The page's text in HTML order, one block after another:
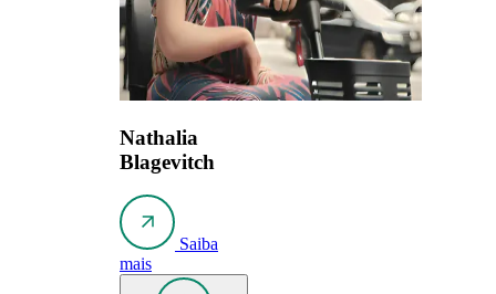
Nathalia
Blagevitch
Saiba
mais